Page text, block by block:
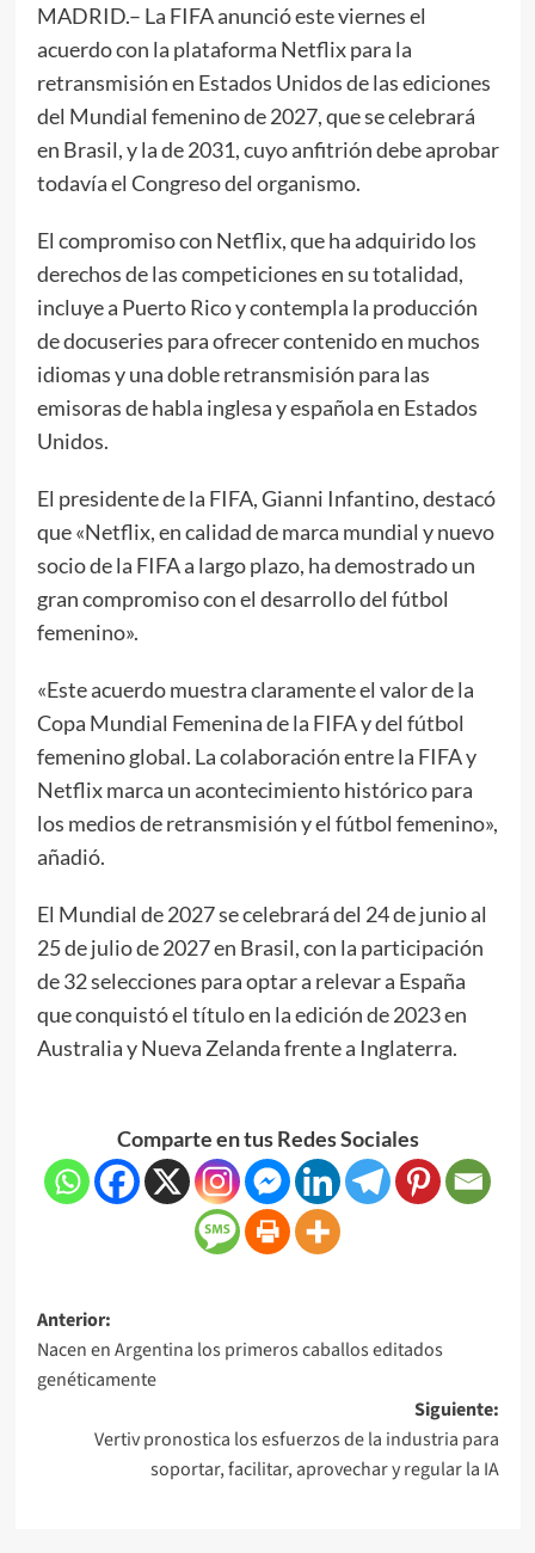
MADRID.– La FIFA anunció este viernes el
acuerdo con la plataforma Netflix para la
retransmisión en Estados Unidos de las ediciones
del Mundial femenino de 2027, que se celebrará
en Brasil, y la de 2031, cuyo anfitrión debe aprobar
todavía el Congreso del organismo.
El compromiso con Netflix, que ha adquirido los
derechos de las competiciones en su totalidad,
incluye a Puerto Rico y contempla la producción
de docuseries para ofrecer contenido en muchos
idiomas y una doble retransmisión para las
emisoras de habla inglesa y española en Estados
Unidos.
El presidente de la FIFA, Gianni Infantino, destacó
que «Netflix, en calidad de marca mundial y nuevo
socio de la FIFA a largo plazo, ha demostrado un
gran compromiso con el desarrollo del fútbol
femenino».
«Este acuerdo muestra claramente el valor de la
Copa Mundial Femenina de la FIFA y del fútbol
femenino global. La colaboración entre la FIFA y
Netflix marca un acontecimiento histórico para
los medios de retransmisión y el fútbol femenino»,
añadió.
El Mundial de 2027 se celebrará del 24 de junio al
25 de julio de 2027 en Brasil, con la participación
de 32 selecciones para optar a relevar a España
que conquistó el título en la edición de 2023 en
Australia y Nueva Zelanda frente a Inglaterra.
Comparte en tus Redes Sociales
Anterior:
Nacen en Argentina los primeros caballos editados
genéticamente
Siguiente:
Vertiv pronostica los esfuerzos de la industria para
soportar, facilitar, aprovechar y regular la IA